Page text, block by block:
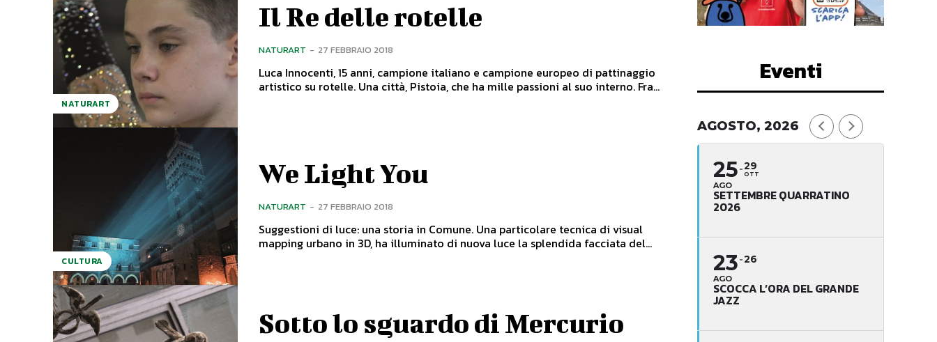
NATURART
Il Re delle rotelle
NATURART - 27 FEBBRAIO 2018
Luca Innocenti, 15 anni, campione italiano e campione europeo di pattinaggio
artistico su rotelle. Una città, Pistoia, che ha mille passioni al suo interno. Fra...
CULTURA
We Light You
NATURART - 27 FEBBRAIO 2018
Suggestioni di luce: una storia in Comune. Una particolare tecnica di visual
mapping urbano in 3D, ha illuminato di nuova luce la splendida facciata del...
Sotto lo sguardo di Mercurio
Eventi
AGOSTO, 2026
25
AGO
29
OTT
SETTEMBRE QUARRATINO
2026
23
AGO
26
SCOCCA L’ORA DEL GRANDE
JAZZ